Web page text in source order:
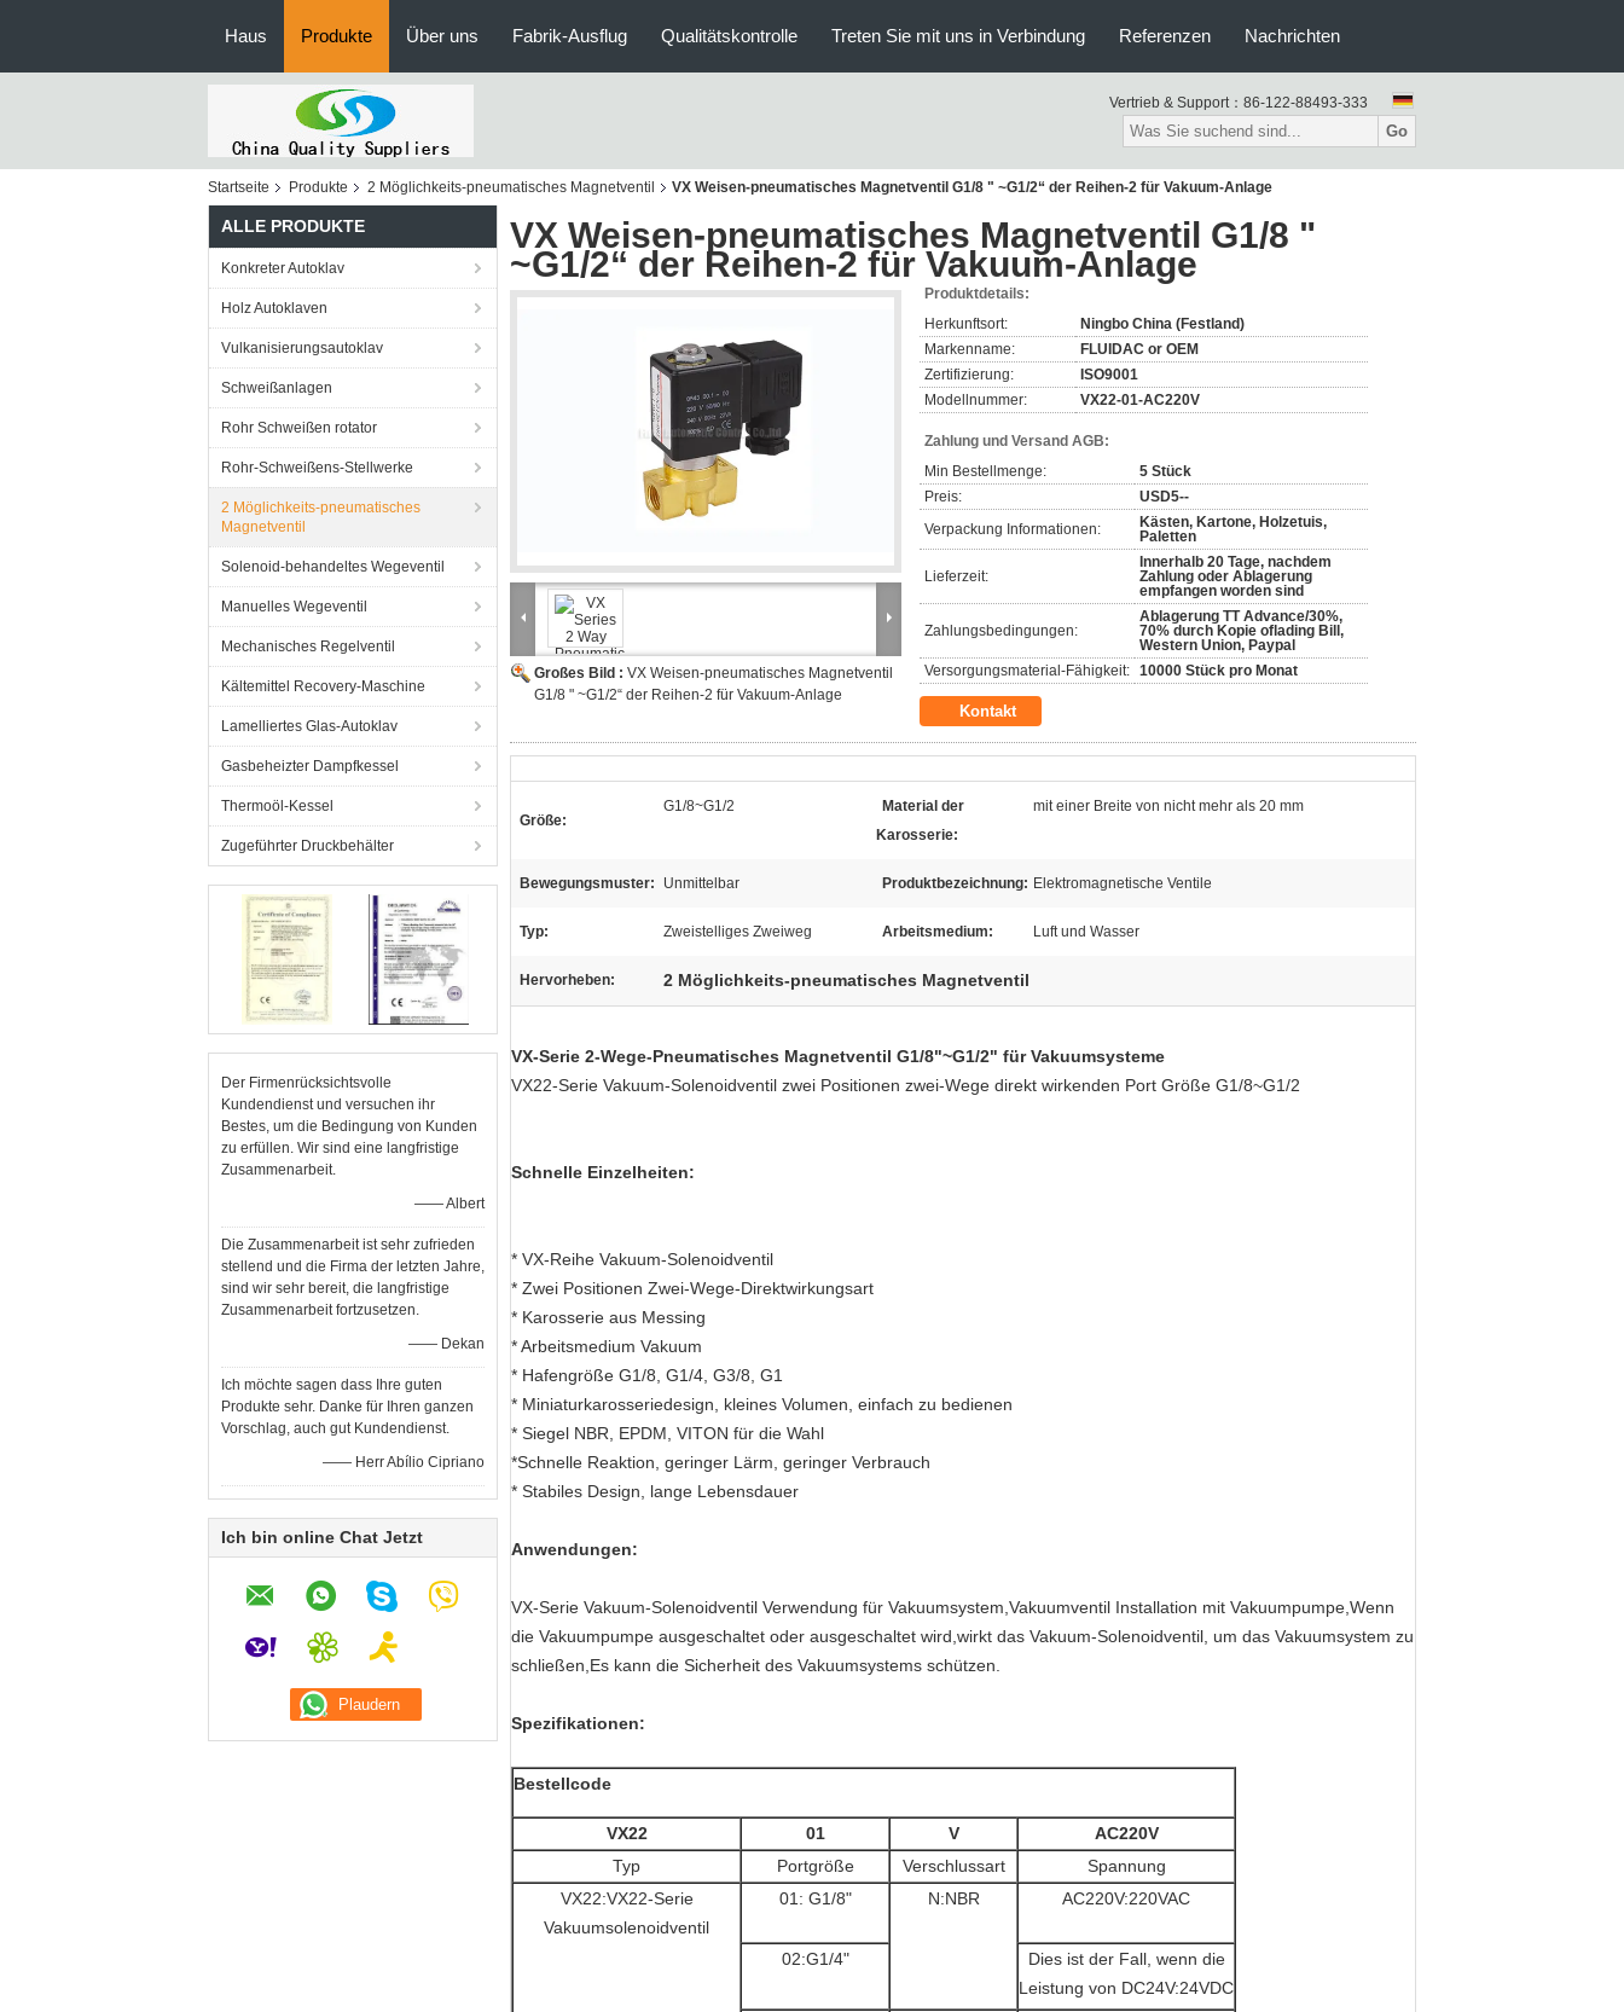
Haus Produkte Über uns Fabrik-Ausflug Qualitätskontrolle Treten Sie mit uns in Verbindung Referenzen Nachrichten
Vertrieb & Support： 86-122-88493-333
Go
Startseite Produkte 2 Möglichkeits-pneumatisches Magnetventil VX Weisen-pneumatisches Magnetventil G1/8 " ~G1/2“ der Reihen-2 für Vakuum-Anlage
ALLE PRODUKTE
Konkreter Autoklav
Holz Autoklaven
Vulkanisierungsautoklav
Schweißanlagen
Rohr Schweißen rotator
Rohr-Schweißens-Stellwerke
2 Möglichkeits-pneumatisches
Magnetventil
Solenoid-behandeltes Wegeventil
Manuelles Wegeventil
Mechanisches Regelventil
Kältemittel Recovery-Maschine
Lamelliertes Glas-Autoklav
Gasbeheizter Dampfkessel
Thermoöl-Kessel
Zugeführter Druckbehälter
Der Firmenrücksichtsvolle
Kundendienst und versuchen ihr
Bestes, um die Bedingung von Kunden
zu erfüllen. Wir sind eine langfristige
Zusammenarbeit.
—— Albert
Die Zusammenarbeit ist sehr zufrieden
stellend und die Firma der letzten Jahre,
sind wir sehr bereit, die langfristige
Zusammenarbeit fortzusetzen.
—— Dekan
Ich möchte sagen dass Ihre guten
Produkte sehr. Danke für Ihren ganzen
Vorschlag, auch gut Kundendienst.
—— Herr Abílio Cipriano
Ich bin online Chat Jetzt
VX Weisen-pneumatisches Magnetventil G1/8 "
~G1/2“ der Reihen-2 für Vakuum-Anlage
Großes Bild : VX Weisen-pneumatisches Magnetventil
G1/8 " ~G1/2“ der Reihen-2 für Vakuum-Anlage
Produktdetails:
Herkunftsort:
Ningbo China (Festland)
Markenname:
FLUIDAC or OEM
Zertifizierung:
ISO9001
Modellnummer:
VX22-01-AC220V
Zahlung und Versand AGB:
Min Bestellmenge:
5 Stück
Preis:
USD5--
Verpackung Informationen:
Kästen, Kartone, Holzetuis,
Paletten
Lieferzeit:
Innerhalb 20 Tage, nachdem
Zahlung oder Ablagerung
empfangen worden sind
Zahlungsbedingungen:
Ablagerung TT Advance/30%,
70% durch Kopie oflading Bill,
Western Union, Paypal
Versorgungsmaterial-Fähigkeit: 10000 Stück pro Monat
Kontakt
Größe:
G1/8~G1/2
Material der
Karosserie:
mit einer Breite von nicht mehr als 20 mm
Bewegungsmuster: Unmittelbar Produktbezeichnung: Elektromagnetische Ventile
Typ: Zweistelliges Zweiweg Arbeitsmedium: Luft und Wasser
Hervorheben: 2 Möglichkeits-pneumatisches Magnetventil
VX-Serie 2-Wege-Pneumatisches Magnetventil G1/8"~G1/2" für Vakuumsysteme
VX22-Serie Vakuum-Solenoidventil zwei Positionen zwei-Wege direkt wirkenden Port Größe G1/8~G1/2
Schnelle Einzelheiten:
* VX-Reihe Vakuum-Solenoidventil
* Zwei Positionen Zwei-Wege-Direktwirkungsart
* Karosserie aus Messing
* Arbeitsmedium Vakuum
* Hafengröße G1/8, G1/4, G3/8, G1
* Miniaturkarosseriedesign, kleines Volumen, einfach zu bedienen
* Siegel NBR, EPDM, VITON für die Wahl
*Schnelle Reaktion, geringer Lärm, geringer Verbrauch
* Stabiles Design, lange Lebensdauer
Anwendungen:
VX-Serie Vakuum-Solenoidventil Verwendung für Vakuumsystem,Vakuumventil Installation mit Vakuumpumpe,Wenn
die Vakuumpumpe ausgeschaltet oder ausgeschaltet wird,wirkt das Vakuum-Solenoidventil, um das Vakuumsystem zu
schließen,Es kann die Sicherheit des Vakuumsystems schützen.
Spezifikationen:
Bestellcode
VX22 01 V
AC220V
Typ
Portgröße Verschlussart
Spannung
VX22:VX22-Serie
Vakuumsolenoidventil
01: G1/8" N:NBR AC220V:220VAC
02:G1/4"
Dies ist der Fall, wenn die
Leistung von DC24V:24VDC